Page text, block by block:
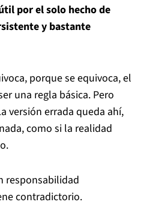
por el solo hecho de
y bastante
porque se equivoca, el
una regla básica. Pero
versión errada queda ahí,
como si la realidad
responsabilidad
contradictorio.